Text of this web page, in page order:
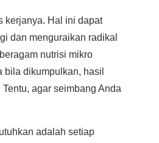
kerjanya. Hal ini dapat
dan menguraikan radikal
nutrisi mikro
bila dikumpulkan, hasil
agar seimbang Anda
adalah setiap